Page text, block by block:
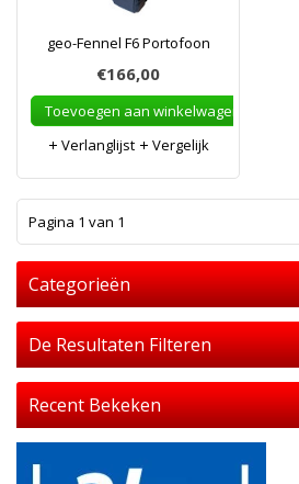
geo-Fennel F6 Portofoon
€166,00
Toevoegen aan winkelwagen
Verlanglijst
Vergelijk
Pagina 1 van 1
Categorieën
De Resultaten Filteren
Recent Bekeken